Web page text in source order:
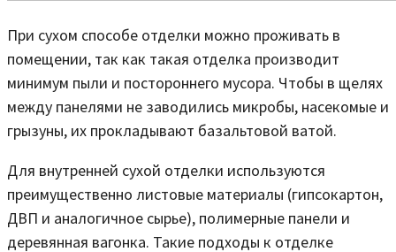
При сухом способе отделки можно проживать в
помещении, так как такая отделка производит
минимум пыли и постороннего мусора. Чтобы в щелях
между панелями не заводились микробы, насекомые и
грызуны, их прокладывают базальтовой ватой.
Для внутренней сухой отделки используются
преимущественно листовые материалы (гипсокартон,
ДВП и аналогичное сырье), полимерные панели и
деревянная вагонка. Такие подходы к отделке